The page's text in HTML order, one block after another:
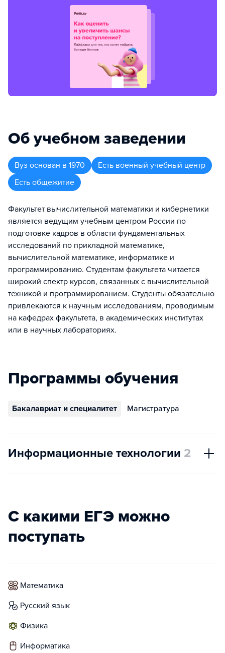
Об учебном заведении
Вуз основан в 1970
Есть военный учебный центр
Есть общежитие
Факультет вычислительной математики и кибернетики
является ведущим учебным центром России по
подготовке кадров в области фундаментальных
исследований по прикладной математике,
вычислительной математике, информатике и
программированию. Студентам факультета читается
широкий спектр курсов, связанных с вычислительной
техникой и программированием. Студенты обязательно
привлекаются к научным исследованиям, проводимым
на кафедрах факультета, в академических институтах
или в научных лабораториях.
Программы обучения
Бакалавриат и специалитет Магистратура
Информационные технологии 2
С какими ЕГЭ можно
поступать
математика
русский язык
физика
информатика